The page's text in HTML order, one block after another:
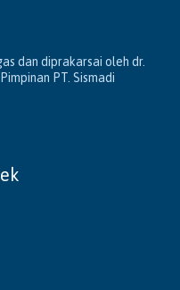
dan diprakarsai oleh dr.
PT. Sismadi